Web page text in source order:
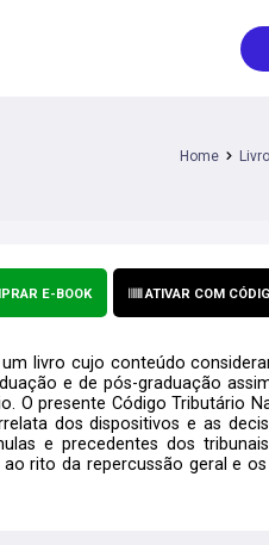
Home
E-BOOK ATIVAR COM
livro cujo conteúdo
e de pós-graduação
O presente Código Tributário
dos dispositivos e as
e precedentes dos
rito da repercussão geral e